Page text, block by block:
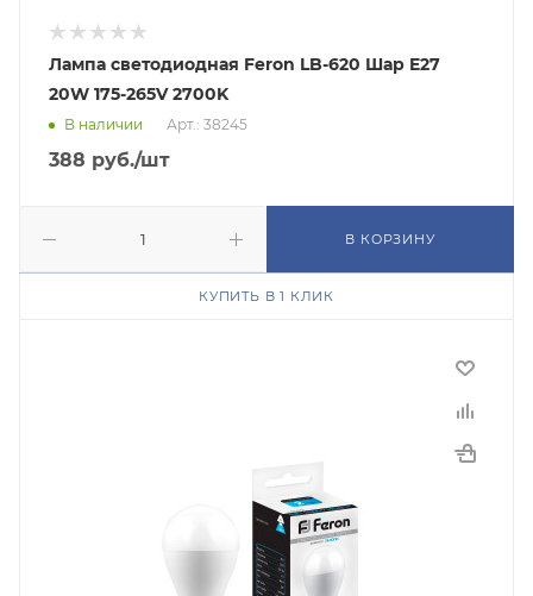
Лампа светодиодная Feron LB-620 Шар E27
20W 175-265V 2700K
В наличии Арт.: 38245
388 руб./шт
В КОРЗИНУ
КУПИТЬ В 1 КЛИК